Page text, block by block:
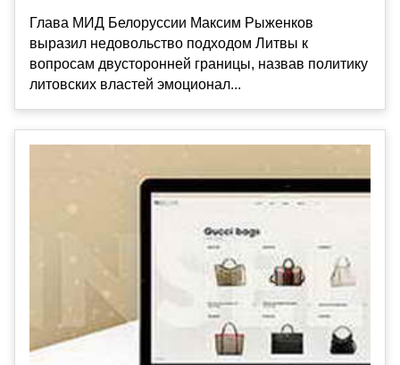
Глава МИД Белоруссии Максим Рыженков
выразил недовольство подходом Литвы к
вопросам двусторонней границы, назвав политику
литовских властей эмоционал...